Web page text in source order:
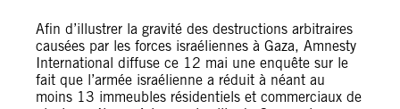
Afin d’illustrer la gravité des destructions arbitraires
causées par les forces israéliennes à Gaza, Amnesty
International diffuse ce 12 mai une enquête sur le
fait que l’armée israélienne a réduit à néant au
moins 13 immeubles résidentiels et commerciaux de